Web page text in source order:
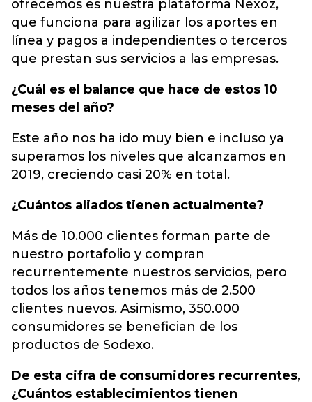
ofrecemos es nuestra plataforma Nexoz,
que funciona para agilizar los aportes en
línea y pagos a independientes o terceros
que prestan sus servicios a las empresas.
¿Cuál es el balance que hace de estos 10
meses del año?
Este año nos ha ido muy bien e incluso ya
superamos los niveles que alcanzamos en
2019, creciendo casi 20% en total.
¿Cuántos aliados tienen actualmente?
Más de 10.000 clientes forman parte de
nuestro portafolio y compran
recurrentemente nuestros servicios, pero
todos los años tenemos más de 2.500
clientes nuevos. Asimismo, 350.000
consumidores se benefician de los
productos de Sodexo.
De esta cifra de consumidores recurrentes,
¿Cuántos establecimientos tienen